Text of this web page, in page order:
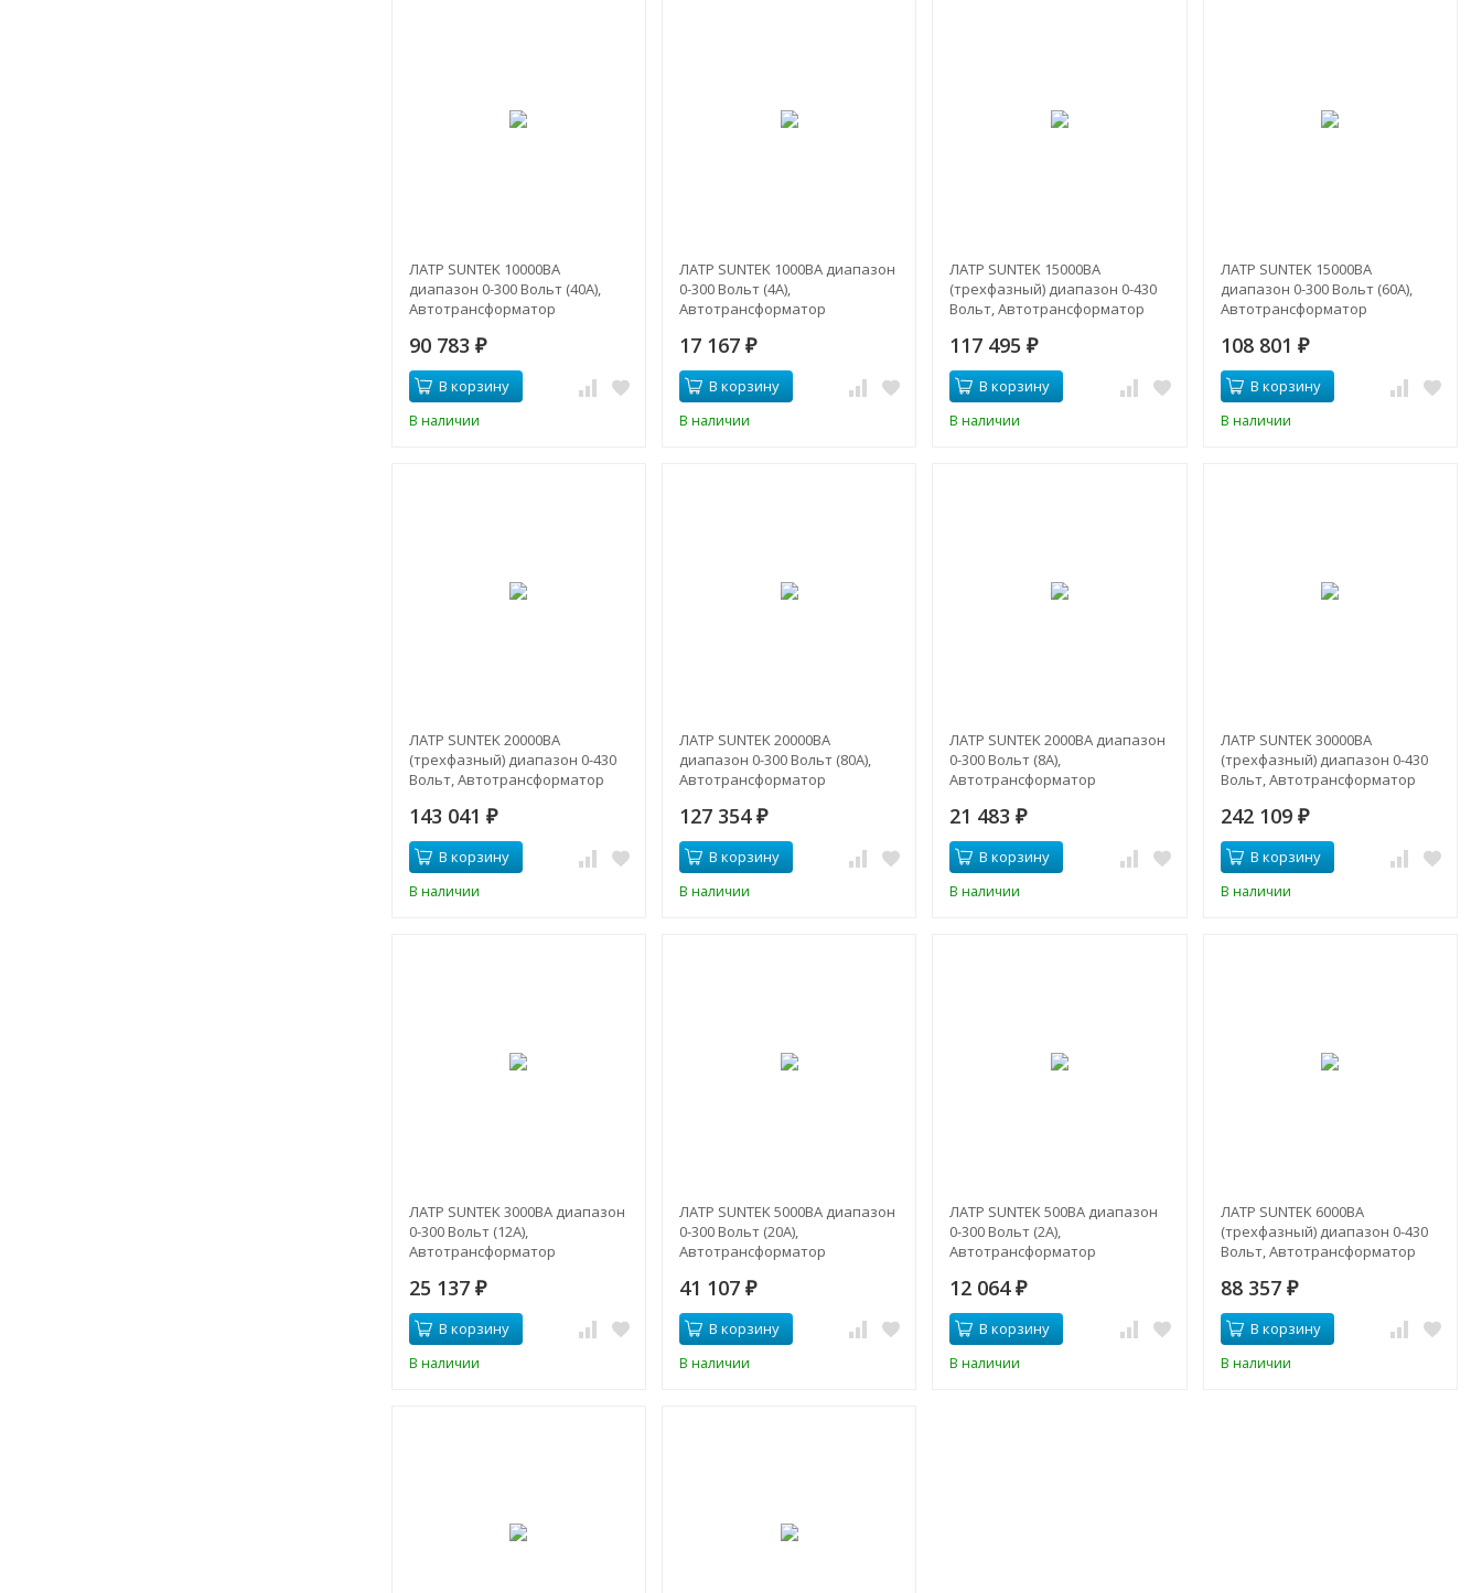
ЛАТР SUNTEK 10000ВА
диапазон 0-300 Вольт (40A),
Автотрансформатор
90 783 ₽
В корзину
В наличии
ЛАТР SUNTEK 1000ВА диапазон
0-300 Вольт (4А),
Автотрансформатор
17 167 ₽
В корзину
В наличии
ЛАТР SUNTEK 15000ВА
(трехфазный) диапазон 0-430
Вольт, Автотрансформатор
117 495₽
В корзину
В наличии
ЛАТР SUNTEK 15000ВА
диапазон 0-300 Вольт (60A),
Автотрансформатор
108 801 ₽
В корзину
В наличии
ЛАТР SUNTEK 20000ВА
(трехфазный) диапазон 0-430
Вольт, Автотрансформатор
143 041 ₽
В корзину
В наличии
ЛАТР SUNTEK 20000ВА
диапазон 0-300 Вольт (80A),
Автотрансформатор
127 354 ₽
В корзину
В наличии
ЛАТР SUNTEK 2000ВА диапазон
0-300 Вольт (8A),
Автотрансформатор
21 483₽
В корзину
В наличии
ЛАТР SUNTEK 30000ВА
(трехфазный) диапазон 0-430
Вольт, Автотрансформатор
242 109 ₽
В корзину
В наличии
ЛАТР SUNTEK 3000ВА диапазон
0-300 Вольт (12A),
Автотрансформатор
25 137 ₽
В корзину
В наличии
ЛАТР SUNTEK 5000ВА диапазон
0-300 Вольт (20A),
Автотрансформатор
41 107 ₽
В корзину
В наличии
ЛАТР SUNTEK 500ВА диапазон
0-300 Вольт (2A),
Автотрансформатор
12 064₽
В корзину
В наличии
ЛАТР SUNTEK 6000ВА
(трехфазный) диапазон 0-430
Вольт, Автотрансформатор
88 357 ₽
В корзину
В наличии